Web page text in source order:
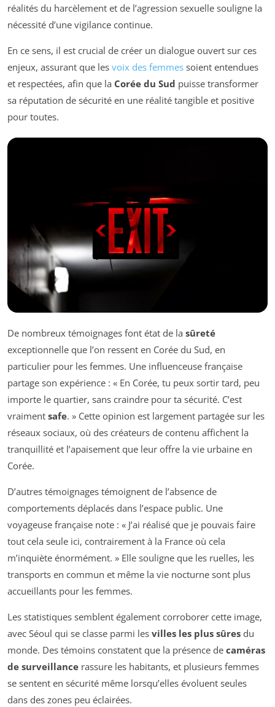
réalités du harcèlement et de l’agression sexuelle souligne la
nécessité d’une vigilance continue.
En ce sens, il est crucial de créer un dialogue ouvert sur ces
enjeux, assurant que les voix des femmes soient entendues
et respectées, afin que la Corée du Sud puisse transformer
sa réputation de sécurité en une réalité tangible et positive
pour toutes.
De nombreux témoignages font état de la sûreté
exceptionnelle que l’on ressent en Corée du Sud, en
particulier pour les femmes. Une influenceuse française
partage son expérience : « En Corée, tu peux sortir tard, peu
importe le quartier, sans craindre pour ta sécurité. C’est
vraiment safe. » Cette opinion est largement partagée sur les
réseaux sociaux, où des créateurs de contenu affichent la
tranquillité et l’apaisement que leur offre la vie urbaine en
Corée.
D’autres témoignages témoignent de l’absence de
comportements déplacés dans l’espace public. Une
voyageuse française note : « J’ai réalisé que je pouvais faire
tout cela seule ici, contrairement à la France où cela
m’inquiète énormément. » Elle souligne que les ruelles, les
transports en commun et même la vie nocturne sont plus
accueillants pour les femmes.
Les statistiques semblent également corroborer cette image,
avec Séoul qui se classe parmi les villes les plus sûres du
monde. Des témoins constatent que la présence de caméras
de surveillance rassure les habitants, et plusieurs femmes
se sentent en sécurité même lorsqu’elles évoluent seules
dans des zones peu éclairées.